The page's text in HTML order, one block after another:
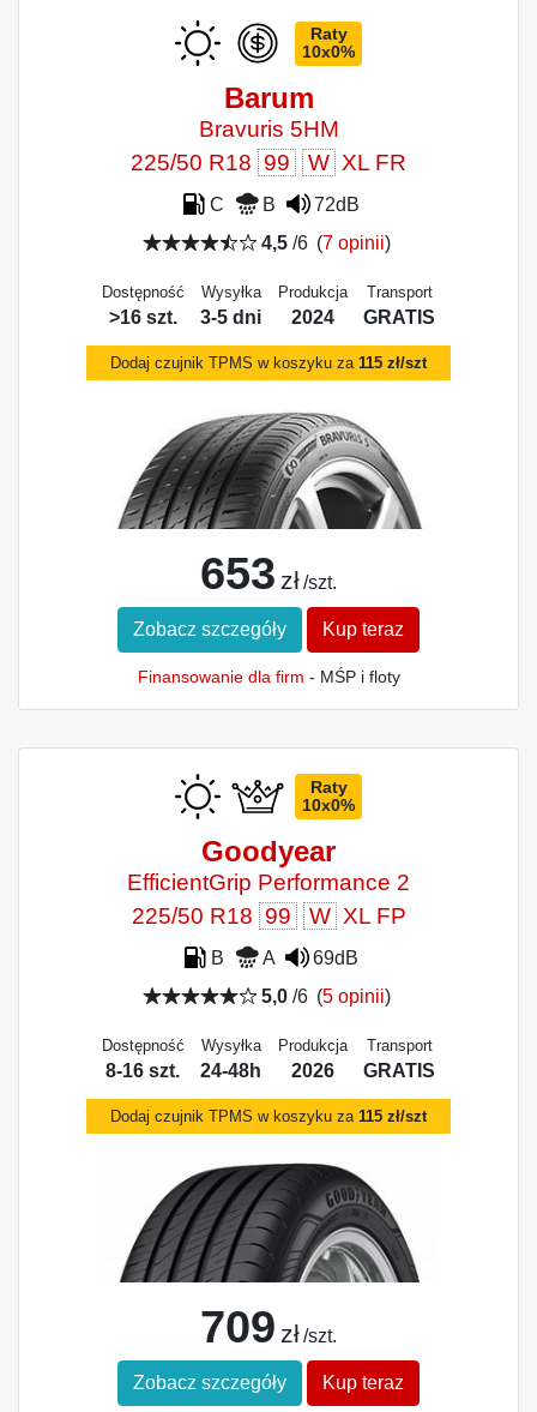
Raty
10x0%
Barum
Bravuris 5HM
225/50 R18 99 W XL FR
C B
72dB
4,5 /6 (7 opinii)
Dostępność
>16 szt.
Wysyłka
3-5 dni
Produkcja
2024
Transport
GRATIS
Dodaj czujnik TPMS w koszyku za 115 zł/szt
653 zł /szt.
Zobacz szczegóły Kup teraz
Finansowanie dla firm - MŚP i floty
Raty
10x0%
Goodyear
EfficientGrip Performance 2
225/50 R18 99 W XL FP
B A
69dB
5,0 /6 (5 opinii)
Dostępność
8-16 szt.
Wysyłka
24-48h
Produkcja
2026
Transport
GRATIS
Dodaj czujnik TPMS w koszyku za 115 zł/szt
709 zł /szt.
Zobacz szczegóły Kup teraz